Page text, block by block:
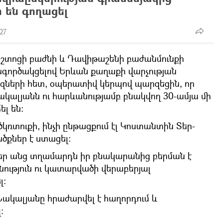
են գողացել
բաժնի և Դավիթաշենի բաժանմունքի
Երևան քաղաքի վարչության
հետ, օպերատիվ կերպով պարզեցին, որ
ու հարևանությամբ բնակվող 30-ամյա մի
են։
ինչի ընթացքում էլ Կոստանտին Տեր-
է ստացել։
անց տղամարդն իր բնակարանից բերման է
ու կատարվածի վերաբերյալ
հրաժարվել է հաղորդում և